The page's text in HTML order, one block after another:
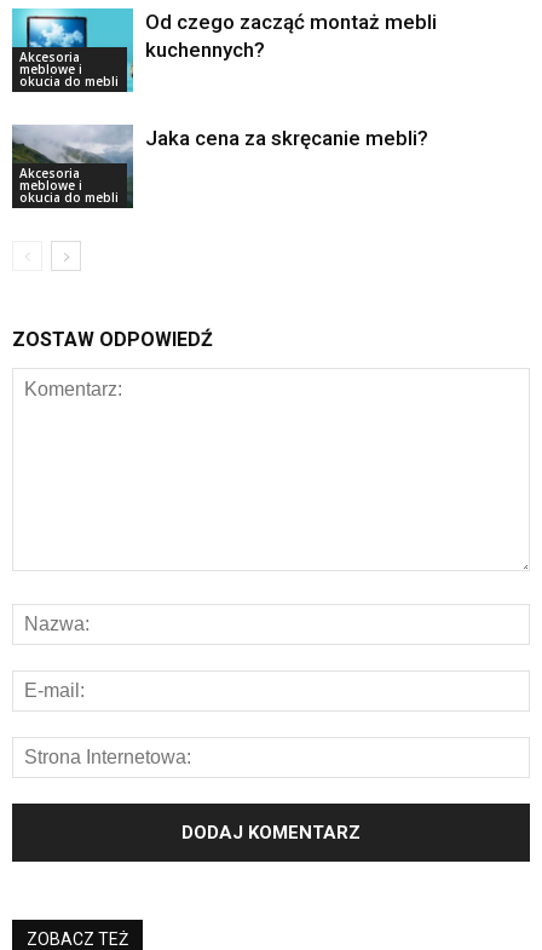
Akcesoria
meblowe i
okucia do mebli
Od czego zacząć montaż mebli
kuchennych?
Akcesoria
meblowe i
okucia do mebli
Jaka cena za skręcanie mebli?
ZOSTAW ODPOWIEDŹ
ZOBACZ TEŻ